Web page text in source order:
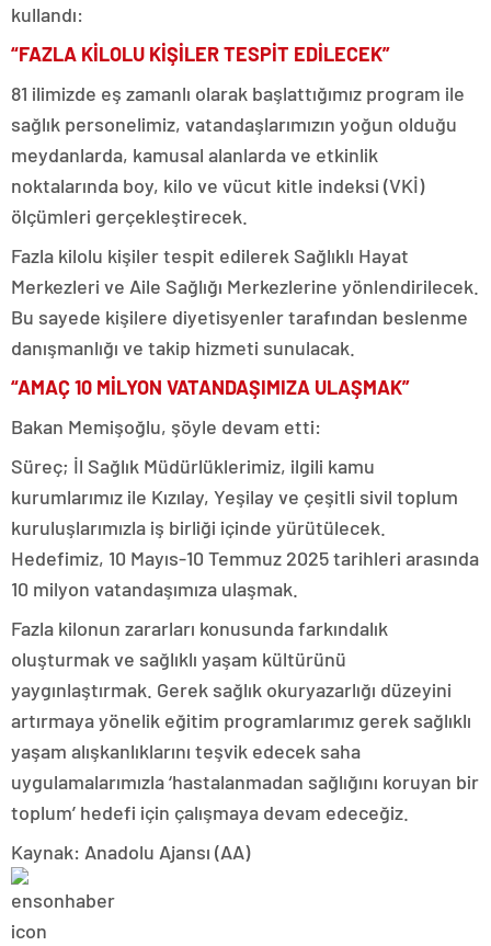
kullandı:
“FAZLA KİLOLU KİŞİLER TESPİT EDİLECEK”
81 ilimizde eş zamanlı olarak başlattığımız program ile
sağlık personelimiz, vatandaşlarımızın yoğun olduğu
meydanlarda, kamusal alanlarda ve etkinlik
noktalarında boy, kilo ve vücut kitle indeksi (VKİ)
ölçümleri gerçekleştirecek.
Fazla kilolu kişiler tespit edilerek Sağlıklı Hayat
Merkezleri ve Aile Sağlığı Merkezlerine yönlendirilecek.
Bu sayede kişilere diyetisyenler tarafından beslenme
danışmanlığı ve takip hizmeti sunulacak.
“AMAÇ 10 MİLYON VATANDAŞIMIZA ULAŞMAK”
Bakan Memişoğlu, şöyle devam etti:
Süreç; İl Sağlık Müdürlüklerimiz, ilgili kamu
kurumlarımız ile Kızılay, Yeşilay ve çeşitli sivil toplum
kuruluşlarımızla iş birliği içinde yürütülecek.
Hedefimiz, 10 Mayıs-10 Temmuz 2025 tarihleri arasında
10 milyon vatandaşımıza ulaşmak.
Fazla kilonun zararları konusunda farkındalık
oluşturmak ve sağlıklı yaşam kültürünü
yaygınlaştırmak. Gerek sağlık okuryazarlığı düzeyini
artırmaya yönelik eğitim programlarımız gerek sağlıklı
yaşam alışkanlıklarını teşvik edecek saha
uygulamalarımızla ‘hastalanmadan sağlığını koruyan bir
toplum’ hedefi için çalışmaya devam edeceğiz.
Kaynak: Anadolu Ajansı (AA)